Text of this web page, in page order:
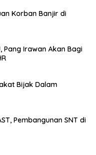
Korban Banjir di
Pang Irawan Akan Bagi
Bijak Dalam
Pembangunan SNT di